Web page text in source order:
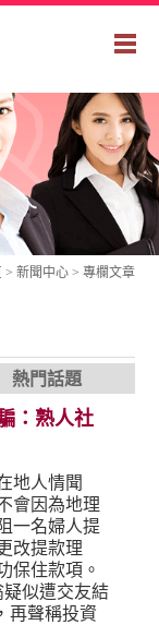
> 新聞中心 > 專欄文章
熱門話題
：熟人社
地人情聞
會因為地理
一名婦人提
改提款理
保住款項。
疑似遭交友結
再聲稱投資